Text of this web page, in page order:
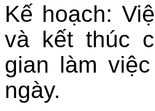
Kế hoạch:
và kết thúc
gian làm
ngày.